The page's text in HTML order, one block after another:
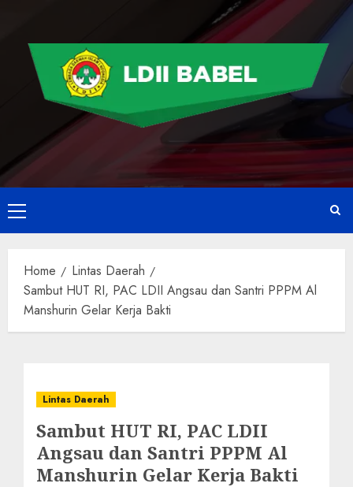
Home
Lintas Daerah
Sambut HUT RI, PAC LDII Angsau dan Santri PPPM Al
Manshurin Gelar Kerja Bakti
Lintas Daerah
Sambut HUT RI, PAC LDII
Angsau dan Santri PPPM Al
Manshurin Gelar Kerja Bakti